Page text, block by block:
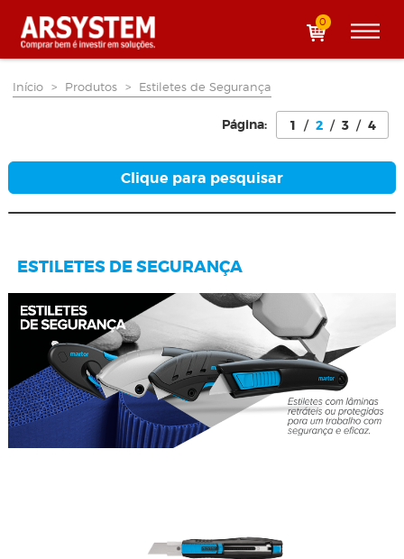
0
Início > Produtos > Estiletes de Segurança
Página: 1 / 2 / 3 / 4
Clique para pesquisar
ESTILETES DE SEGURANÇA